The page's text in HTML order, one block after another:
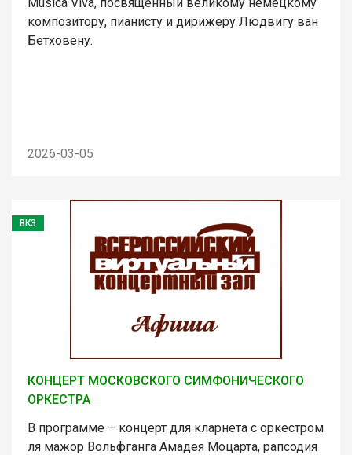
композитору, пианисту и дирижеру Людвигу ван
Бетховену.
2026-03-05
ВКЗ
КОНЦЕРТ МОСКОВСКОГО СИМФОНИЧЕСКОГО
ОРКЕСТРА
В программе – концерт для кларнета с оркестром
ля мажор Вольфганга Амадея Моцарта, рапсодия